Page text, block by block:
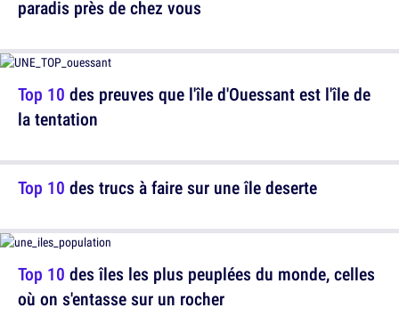
Top 10 des preuves que l'île d'Ouessant est l'île de
la tentation
Top 10 des îles les plus peuplées du monde, celles
où on s'entasse sur un rocher
paradis près de chez vous
Top 10 des trucs à faire sur une île deserte